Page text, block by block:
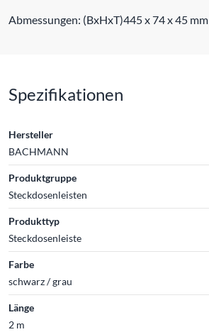
Abmessungen: (BxHxT)445 x 74 x 45 mm
Spezifikationen
Hersteller
BACHMANN
Produktgruppe
Steckdosenleisten
Produkttyp
Steckdosenleiste
Farbe
schwarz / grau
Länge
2 m